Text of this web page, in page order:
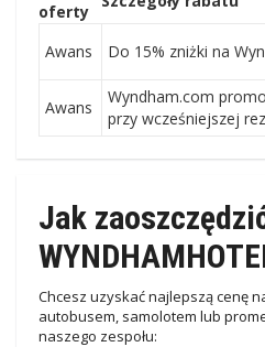
oferty
Awans Do 15% zniżki na
Awans
Wyndham.com
przy wcześniejszej
Jak
Chcesz uzyskać najlepszą cenę
autobusem, samolotem lub
naszego zespołu: